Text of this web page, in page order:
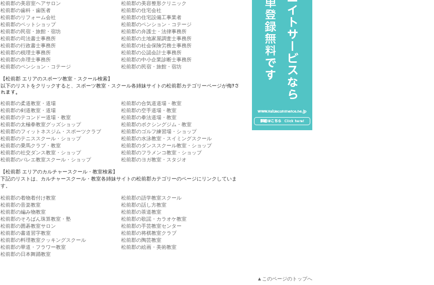
松前郡の美容室ヘアサロン
松前郡の美容整形クリニック
松前郡の歯科・歯医者
松前郡の住宅会社
松前郡のリフォーム会社
松前郡の住宅設備工事業者
松前郡のペットショップ
松前郡のペンション・コテージ
松前郡の民宿・旅館・宿坊
松前郡の弁護士・法律事務所
松前郡の司法書士事務所
松前郡の土地家屋調査士事務所
松前郡の行政書士事務所
松前郡の社会保険労務士事務所
松前郡の税理士事務所
松前郡の公認会計士事務所
松前郡の弁理士事務所
松前郡の中小企業診断士事務所
松前郡のペンション・コテージ
松前郡の民宿・旅館・宿坊
【松前郡 エリアのスポーツ教室・スクール検索】
以下のリストをクリックすると、スポーツ教室・スクール各姉妹サイトの松前郡カテゴリーページが侮ｦさ
れます。
松前郡の柔道教室・道場
松前郡の合気道道場・教室
松前郡の剣道教室・道場
松前郡の空手道場・教室
松前郡のテコンドー道場・教室
松前郡の拳法道場・教室
松前郡の太極拳教室グッズショップ
松前郡のボクシングジム・教室
松前郡のフィットネスジム・スポーツクラブ
松前郡のゴルフ練習場・ショップ
松前郡のテニススクール・ショップ
松前郡の水泳教室・スイミングスクール
松前郡の乗馬クラブ・教室
松前郡のダンススクール教室・ショップ
松前郡の社交ダンス教室・ショップ
松前郡のフラメンコ教室・ショップ
松前郡のバレエ教室スクール・ショップ
松前郡のヨガ教室・スタジオ
【松前郡 エリアのカルチャースクール・教室検索】
下記のリストは、カルチャースクール・教室各姉妹サイトの松前郡カテゴリーのページにリンクしていま
す。
松前郡の着物着付け教室
松前郡の語学教室スクール
松前郡の音楽教室
松前郡の話し方教室
松前郡の編み物教室
松前郡の茶道教室
松前郡のそろばん珠算教室・塾
松前郡の歌謡・カラオケ教室
松前郡の囲碁教室サロン
松前郡の手芸教室センター
松前郡の書道習字教室
松前郡の将棋教室クラブ
松前郡の料理教室クッキングスクール
松前郡の陶芸教室
松前郡の華道・フラワー教室
松前郡の絵画・美術教室
松前郡の日本舞踊教室
▲このページのトップへ